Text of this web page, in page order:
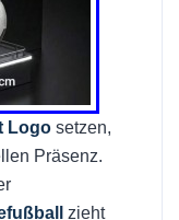
Logo setzen,
Präsenz.
zieht